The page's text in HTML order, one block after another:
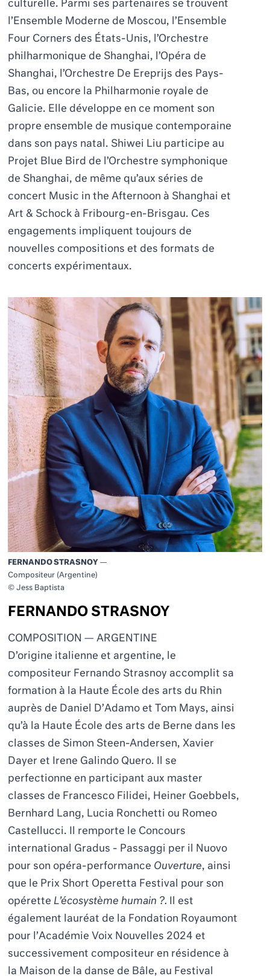
culturelle. Parmi ses partenaires se trouvent
l’Ensemble Moderne de Moscou, l’Ensemble
Four Corners des États-Unis, l’Orchestre
philharmonique de Shanghai, l’Opéra de
Shanghai, l’Orchestre De Ereprijs des Pays-
Bas, ou encore la Philharmonie royale de
Galicie. Elle développe en ce moment son
propre ensemble de musique contemporaine
dans son pays natal. Shiwei Liu participe au
Projet Blue Bird de l’Orchestre symphonique
de Shanghai, de même qu’aux séries de
concert Music in the Afternoon à Shanghai et
Art & Schock à Fribourg-en-Brisgau. Ces
engagements impliquent toujours de
nouvelles compositions et des formats de
concerts expérimentaux.
FERNANDO STRASNOY
FERNANDO STRASNOY —
Compositeur (Argentine)
© Jess Baptista
FERNANDO STRASNOY
COMPOSITION — ARGENTINE
D’origine italienne et argentine, le
compositeur Fernando Strasnoy accomplit sa
formation à la Haute École des arts du Rhin
auprès de Daniel D’Adamo et Tom Mays, ainsi
qu’à la Haute École des arts de Berne dans les
classes de Simon Steen-Andersen, Xavier
Dayer et Irene Galindo Quero. Il se
perfectionne en participant aux master
classes de Francesco Filidei, Heiner Goebbels,
Bernhard Lang, Lucia Ronchetti ou Romeo
Castellucci. Il remporte le Concours
international Gradus - Passaggi per il Nuovo
pour son opéra-performance Ouverture, ainsi
que le Prix Short Operetta Festival
pour son
opérette L’écosystème humain ?.
Il est
également lauréat de la Fondation Royaumont
pour l’Acad émie Voix Nouvelles 2024 et
successivement compositeur en résidence à
la Maison de la danse de Bâle, au Festival